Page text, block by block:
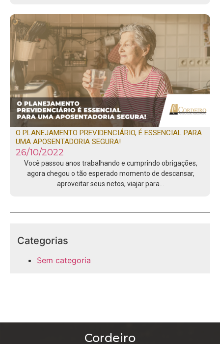
O PLANEJAMENTO PREVIDENCIÁRIO, É ESSENCIAL PARA
UMA APOSENTADORIA SEGURA!
26/10/2022
Você passou anos trabalhando e cumprindo obrigações,
agora chegou o tão esperado momento de descansar,
aproveitar seus netos, viajar para…
Categorias
Sem categoria
Cordeiro